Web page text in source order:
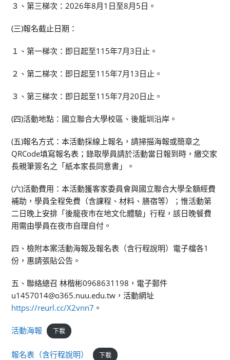
３、第三梯次：2026年8月1日至8月5日。
(三)報名截止日期：
１、第一梯次：即日起至115年7月3日止。
２、第二梯次：即日起至115年7月13日止。
３、第三梯次：即日起至115年7月20日止。
(四)活動地點：國立聯合大學校區、後龍圳沿岸。
(五)報名方式：本活動採線上報名，請掃描海報或簡章之
QRCode填寫報名表；錄取學員請於活動當日報到時，繳交家
長親筆簽名之「紙本家長同意書」。
(六)活動費用：本活動獲客家委員會與國立聯合大學全額經費
補助，學員全程免費（含課程、材料、膳宿等）；惟活動第
二日晚上安排「後龍夜市在地文化體驗」行程，該日晚餐費
用需由學員在夜市自理自付。
四、檢附本案活動海報及報名表（含行程說明）電子檔各1
份，惠請張貼公告。
五、聯絡總召 林楷彬0968631198，電子郵件
u1457014@o365.nuu.edu.tw，活動網址
https://reurl.cc/X2vnn7 。
活動海報 下載
報名表（含行程說明） 下載